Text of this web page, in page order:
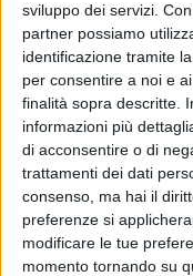
sviluppo dei servizi.
partner possiamo
identificazione tramite
per consentire a noi e
finalità sopra descritte.
informazioni più
di acconsentire o di
trattamenti dei dati
consenso, ma hai il
preferenze si
modificare le tue
momento tornando su
BARLETTA - 13 MAGGIO 2010
Barletta, ecco il
paracadutismo
BARLETTA -
A
Pianistico
BARLETTA -
Canne
silenzio